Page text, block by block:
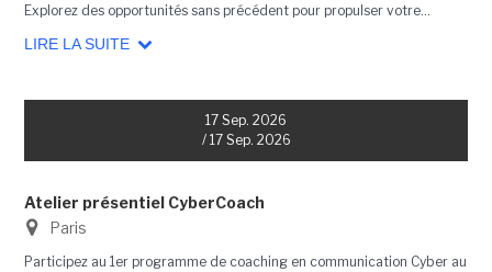
Explorez des opportunités sans précédent pour propulser votre...
LIRE LA SUITE
17 Sep. 2026
/ 17 Sep. 2026
Atelier présentiel CyberCoach
Paris
Participez au 1er programme de coaching en communication Cyber au